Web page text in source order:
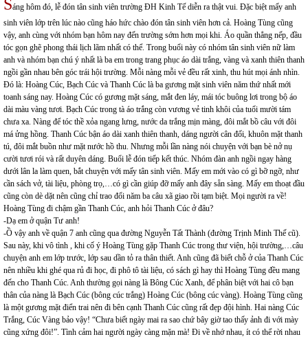
Sáng hôm đó, lễ đón tân sinh viên trường ĐH Kinh Tế diễn ra thật vui. Đặc biệt mấy anh
sinh viên lớp trên lúc nào cũng háo hức chào đón tân sinh viên hơn cả. Hoàng Tùng cũng
vậy, anh cùng với nhóm bạn hôm nay đến trường sớm hơn mọi khi. Áo quần thẳng nếp, đầu
tóc gọn ghẽ phong thái lịch lãm nhất có thể. Trong buổi này có nhóm tân sinh viên nữ làm
anh và nhóm bạn chú ý nhất là ba em trong trang phục áo dài trắng, vàng và xanh thiên thanh
ngồi gần nhau bên góc trái hội trường. Mỗi nàng mỗi vẻ đều rất xinh, thu hút mọi ánh nhìn.
Đó là: Hoàng Cúc, Bạch Cúc và Thanh Cúc là ba gương mặt sinh viên năm thứ nhất mới
toanh sáng nay. Hoàng Cúc có gương mặt sáng, mắt đen láy, mái tóc buông lơi trong bộ áo
dài màu vàng tươi. Bạch Cúc trong tà áo trắng còn vương vẻ tinh khôi của tuổi mười tám
chưa xa. Nàng để tóc thề xỏa ngang lưng, nước da trắng mịn màng, đôi mắt bồ câu với đôi
má ửng hồng. Thanh Cúc bận áo dài xanh thiên thanh, dáng người cân đối, khuôn mặt thanh
tú, đôi mắt buồn như mặt nước hồ thu. Nhưng mỗi lần nàng nói chuyện với bạn bè nở nụ
cười tươi rói và rất duyên dáng. Buổi lễ đón tiếp kết thúc. Nhóm đàn anh ngồi ngay hàng
dưới lân la làm quen, bắt chuyện với mấy tân sinh viên. Mấy em mới vào có gì bỡ ngỡ, như
cần sách vở, tài liệu, phòng trọ,…có gì cần giúp đỡ mấy anh đây sẵn sàng. Mấy em thoạt đầu
cũng còn dè dặt nên cũng chỉ trao đổi năm ba câu xã giao rồi tạm biệt. Mọi người ra về!
Hoàng Tùng đi chậm gần Thanh Cúc, anh hỏi Thanh Cúc ở đâu?
-Dạ em ở quận Tư anh!
-Ồ vậy anh về quận 7 anh cũng qua đường Nguyễn Tất Thành (đường Trịnh Minh Thế cũ).
Sau này, khi vô tình , khi cố ý Hoàng Tùng gặp Thanh Cúc trong thư viện, hội trường,…câu
chuyện anh em lớp trước, lớp sau dần tỏ ra thân thiết. Anh cũng đã biết chỗ ở của Thanh Cúc
nên nhiều khi ghé qua rủ đi học, đi phô tô tài liệu, có sách gì hay thì Hoàng Tùng đều mang
đến cho Thanh Cúc. Anh thường gọi nàng là Bông Cúc Xanh, để phân biệt với hai cô bạn
thân của nàng là Bạch Cúc (bông cúc trắng) Hoàng Cúc (bông cúc vàng). Hoàng Tùng cũng
là một gương mặt điển trai nên đi bên cạnh Thanh Cúc cũng rất đẹp đội hình. Hai nàng Cúc
Trắng, Cúc Vàng bảo vậy! “Chưa biết ngày mai ra sao chứ bây giờ tao thấy ảnh đi với mày
cũng xứng đôi!”. Tình cảm hai người ngày càng mặn mà! Đi về nhớ nhau, ít có thể rời nhau